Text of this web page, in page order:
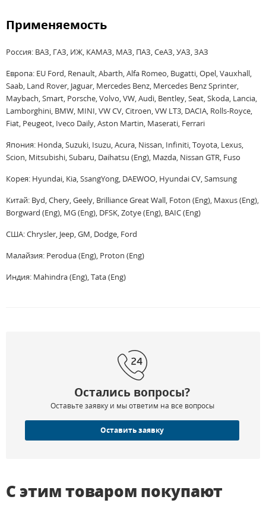
Применяемость
Россия: ВАЗ, ГАЗ, ИЖ, КАМАЗ, МАЗ, ПАЗ, СеАЗ, УАЗ, ЗАЗ
Европа: EU Ford, Renault, Abarth, Alfa Romeo, Bugatti, Opel, Vauxhall,
Saab, Land Rover, Jaguar, Mercedes Benz, Mercedes Benz Sprinter,
Maybach, Smart, Porsche, Volvo, VW, Audi, Bentley, Seat, Skoda, Lancia,
Lamborghini, BMW, MINI, VW CV, Citroen, VW LT3, DACIA, Rolls-Royce,
Fiat, Peugeot, Iveco Daily, Aston Martin, Maserati, Ferrari
Япония: Honda, Suzuki, Isuzu, Acura, Nissan, Infiniti, Toyota, Lexus,
Scion, Mitsubishi, Subaru, Daihatsu (Eng), Mazda, Nissan GTR, Fuso
Корея: Hyundai, Kia, SsangYong, DAEWOO, Hyundai CV, Samsung
Китай: Byd, Chery, Geely, Brilliance Great Wall, Foton (Eng), Maxus (Eng),
Borgward (Eng), MG (Eng), DFSK, Zotye (Eng), BAIC (Eng)
США: Chrysler, Jeep, GM, Dodge, Ford
Малайзия: Perodua (Eng), Proton (Eng)
Индия: Mahindra (Eng), Tata (Eng)
Остались вопросы?
Оставьте заявку и мы ответим на все вопросы
Оставить заявку
С этим товаром покупают